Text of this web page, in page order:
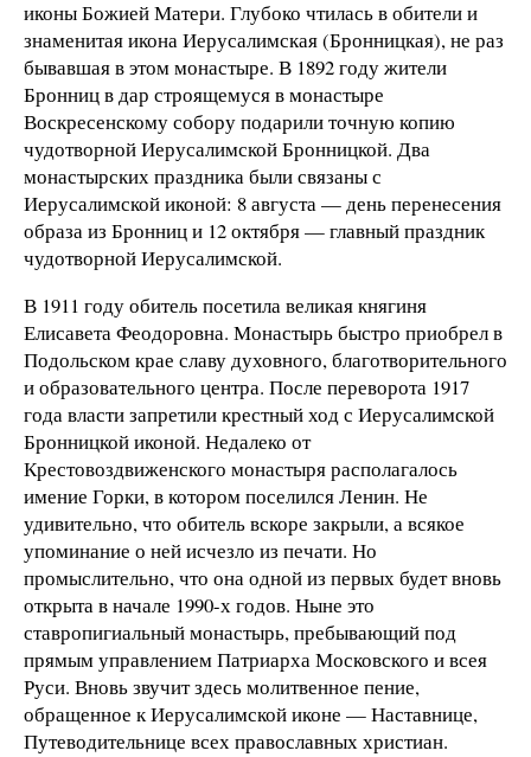
иконы Божией Матери. Глубоко чтилась в обители и
знаменитая икона Иерусалимская (Бронницкая), не раз
бывавшая в этом монастыре. В 1892 году жители
Бронниц в дар строящемуся в монастыре
Воскресенскому собору подарили точную копию
чудотворной Иерусалимской Бронницкой. Два
монастырских праздника были связаны с
Иерусалимской иконой: 8 августа — день перенесения
образа из Бронниц и 12 октября — главный праздник
чудотворной Иерусалимской.
В 1911 году обитель посетила великая княгиня
Елисавета Феодоровна. Монастырь быстро приобрел в
Подольском крае славу духовного, благотворительного
и образовательного центра. После переворота 1917
года власти запретили крестный ход с Иерусалимской
Бронницкой иконой. Недалеко от
Крестовоздвиженского монастыря располагалось
имение Горки, в котором поселился Ленин. Не
удивительно, что обитель вскоре закрыли, а всякое
упоминание о ней исчезло из печати. Но
промыслительно, что она одной из первых будет вновь
открыта в начале 1990-х годов. Ныне это
ставропигиальный монастырь, пребывающий под
прямым управлением Патриарха Московского и всея
Руси. Вновь звучит здесь молитвенное пение,
обращенное к Иерусалимской иконе — Наставнице,
Путеводительнице всех православных христиан.